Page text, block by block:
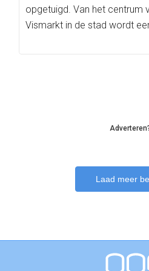
opgetuigd. Van het centrum
Vismarkt in de stad wordt
Laad meer